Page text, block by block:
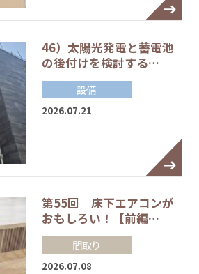
46）太陽光発電と蓄電池
の後付けを検討する…
設備
2026.07.21
第55回 床下エアコンが
おもしろい！【前編…
間取り
2026.07.08